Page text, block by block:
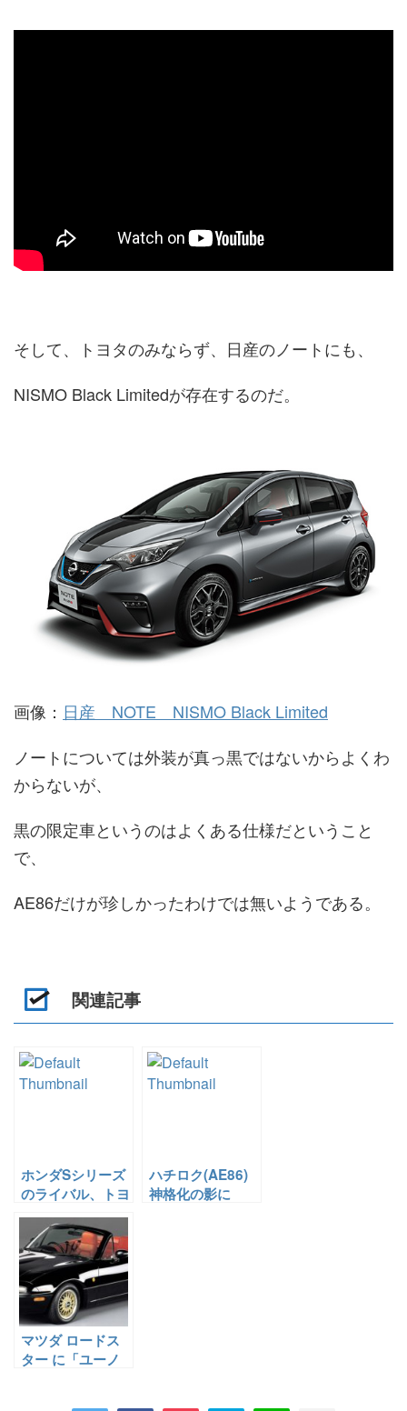
そして、トヨタのみならず、日産のノートにも、
NISMO Black Limitedが存在するのだ。
画像： 日産 NOTE NISMO Black Limited
ノートについては外装が真っ黒ではないからよくわ
からないが、
黒の限定車というのはよくある仕様だということ
で、
AE86だけが珍しかったわけでは無いようである。
関連記事
ホンダSシリーズ
のライバル、トヨ
タスポーツ800と
ハチロク(AE86)
神格化の影に
マツダ ロードス
ター に「ユーノ